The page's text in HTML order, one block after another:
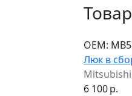
ОЕМ:
Люк в
6 100р.